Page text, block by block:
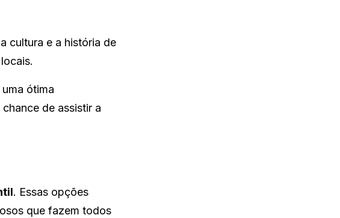
cultura e a história de
ótima
de assistir a
. Essas opções
que fazem todos